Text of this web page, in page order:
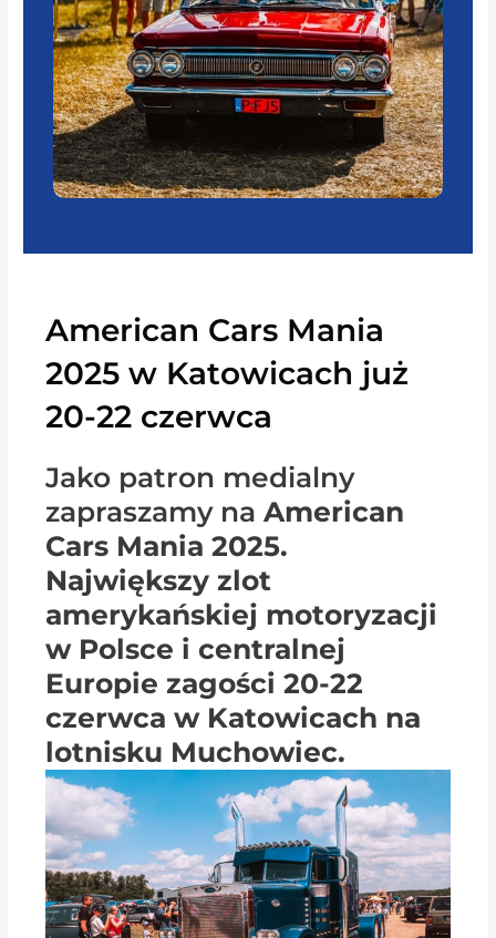
American Cars Mania
2025 w Katowicach już
20-22 czerwca
Jako patron medialny
zapraszamy naAmerican
Cars Mania 2025.
Największy zlot
amerykańskiej motoryzacji
w Polsce i centralnej
Europie zagości 20-22
czerwca w Katowicach na
lotnisku Muchowiec.